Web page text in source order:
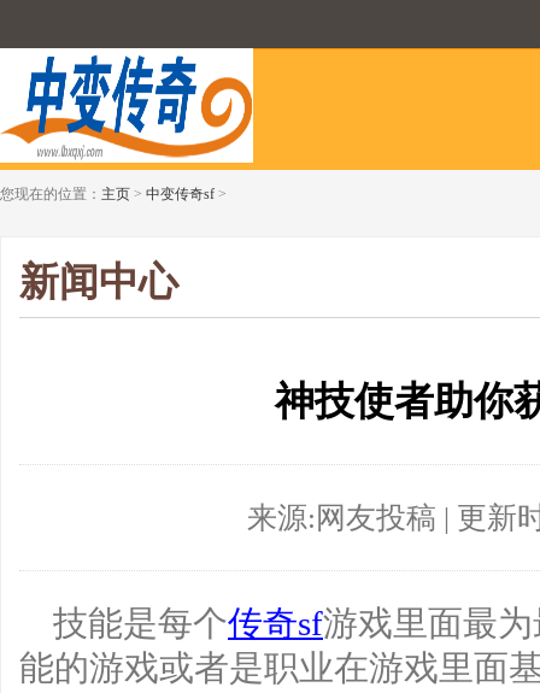
您现在的位置： 主页 > 中变传奇sf >
新闻中心
神技使者助你
来源:网友投稿 | 更新
技能是每个传奇sf游戏里面最
能的游戏或者是职业在游戏里面